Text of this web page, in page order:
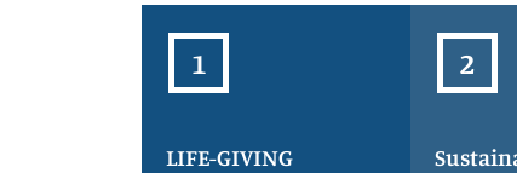
LIFE-GIVING